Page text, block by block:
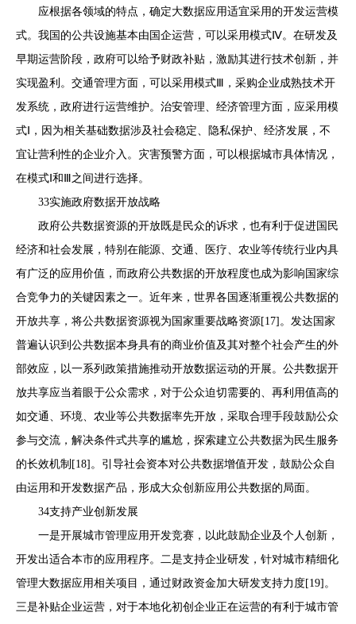
应根据各领域的特点，确定大数据应用适宜采用的开发运营模
式。我国的公共设施基本由国企运营，可以采用模式Ⅳ。在研发及
早期运营阶段，政府可以给予财政补贴，激励其进行技术创新，并
实现盈利。交通管理方面，可以采用模式Ⅲ，采购企业成熟技术开
发系统，政府进行运营维护。治安管理、经济管理方面，应采用模
式Ⅰ，因为相关基础数据涉及社会稳定、隐私保护、经济发展，不
宜让营利性的企业介入。灾害预警方面，可以根据城市具体情况，
在模式Ⅰ和Ⅲ之间进行选择。
33实施政府数据开放战略
政府公共数据资源的开放既是民众的诉求，也有利于促进国民
经济和社会发展，特别在能源、交通、医疗、农业等传统行业内具
有广泛的应用价值，而政府公共数据的开放程度也成为影响国家综
合竞争力的关键因素之一。近年来，世界各国逐渐重视公共数据的
开放共享，将公共数据资源视为国家重要战略资源[17]。发达国家
普遍认识到公共数据本身具有的商业价值及其对整个社会产生的外
部效应，以一系列政策措施推动开放数据运动的开展。公共数据开
放共享应当着眼于公众需求，对于公众迫切需要的、再利用值高的
如交通、环境、农业等公共数据率先开放，采取合理手段鼓励公众
参与交流，解决条件式共享的尴尬，探索建立公共数据为民生服务
的长效机制[18]。引导社会资本对公共数据增值开发，鼓励公众自
由运用和开发数据产品，形成大众创新应用公共数据的局面。
34支持产业创新发展
一是开展城市管理应用开发竞赛，以此鼓励企业及个人创新，
开发出适合本市的应用程序。二是支持企业研发，针对城市精细化
管理大数据应用相关项目，通过财政资金加大研发支持力度[19]。
三是补贴企业运营，对于本地化初创企业正在运营的有利于城市管